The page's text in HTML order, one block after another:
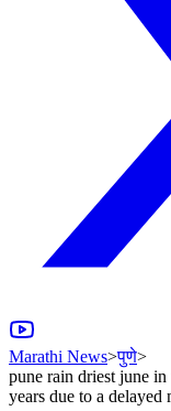
Marathi News>पुणे>
pune rain driest june
years due to a delayed